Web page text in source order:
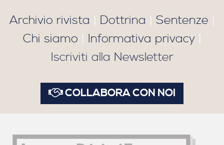
Archivio rivista | Dottrina | Sentenze |
Chi siamo | Informativa privacy|
Iscriviti alla Newsletter
COLLABORA CON NOI